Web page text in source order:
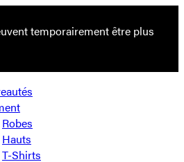
temporairement être plus
Robes
Hauts
T-Shirts